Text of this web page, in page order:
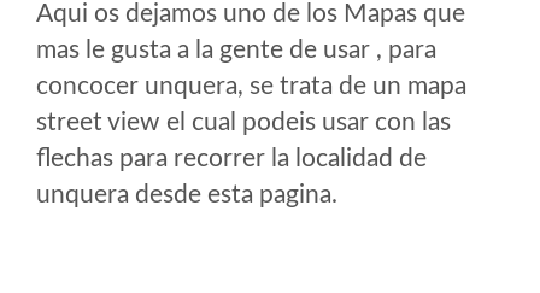
Aqui os dejamos uno de los Mapas que
mas le gusta a la gente de usar , para
concocer unquera, se trata de un mapa
street view el cual podeis usar con las
flechas para recorrer la localidad de
unquera desde esta pagina.